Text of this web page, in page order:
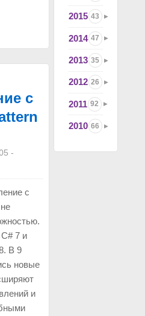
с
-
с
7 и
В 9
новые
и
2015 43
2014 47
2013 35
2012 26
2011 92
2010 66